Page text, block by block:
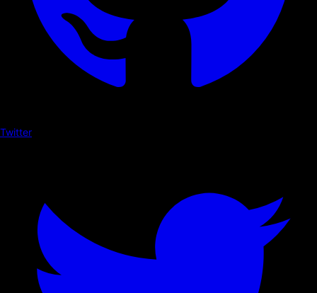
Twitter